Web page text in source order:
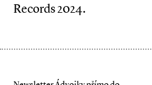
Records 2024.